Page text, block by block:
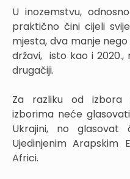
U inozemstvu,
praktično čini cijeli
mjesta, dva manje
državi, isto kao i
drugačiji.
Za razliku od izbora
izborima neće
Ukrajini, no glasovat
Ujedinjenim Arapskim
Africi.